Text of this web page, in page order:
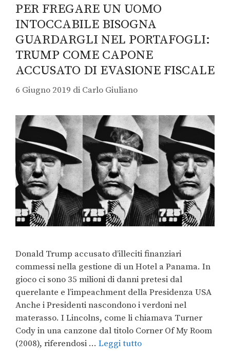
PER FREGARE UN UOMO
INTOCCABILE BISOGNA
GUARDARGLI NEL PORTAFOGLI:
TRUMP COME CAPONE
ACCUSATO DI EVASIONE FISCALE
6 Giugno 2019 di Carlo Giuliano
Donald Trump accusato d’illeciti finanziari
commessi nella gestione di un Hotel a Panama. In
gioco ci sono 35 milioni di danni pretesi dal
querelante e l’impeachment della Presidenza USA
Anche i Presidenti nascondono i verdoni nel
materasso. I Lincolns, come li chiamava Turner
Cody in una canzone dal titolo Corner Of My Room
(2008), riferendosi … Leggi tutto